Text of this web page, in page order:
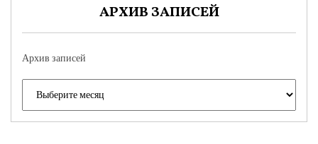
АРХИВ ЗАПИСЕЙ
Архив записей